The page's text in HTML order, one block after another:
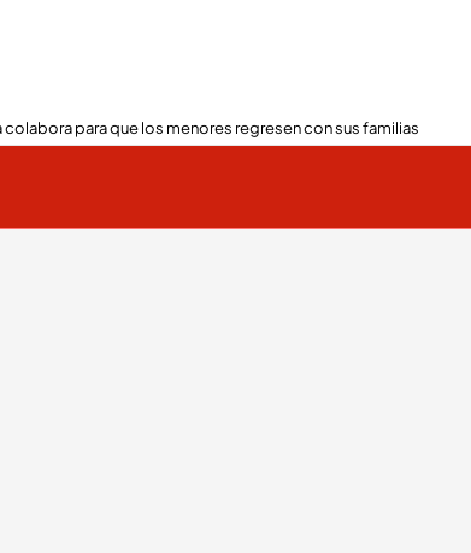
para que los menores regresen con sus familias